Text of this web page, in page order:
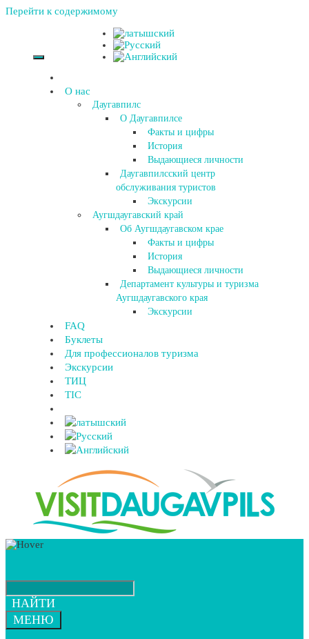
Перейти к содержимому
О нас
Даугавпилс
О Даугавпилсе
Факты и цифры
История
Выдающиеся личности
Даугавпилсский центр
обслуживания туристов
Экскурсии
Аугшдаугавский край
Об Аугшдаугавском крае
Факты и цифры
История
Выдающиеся личности
Департамент культуры и туризма
Аугшдаугавского края
Экскурсии
FAQ
Буклеты
Для профессионалов туризма
Экскурсии
ТИЦ
TIC
НАЙТИ
МЕНЮ